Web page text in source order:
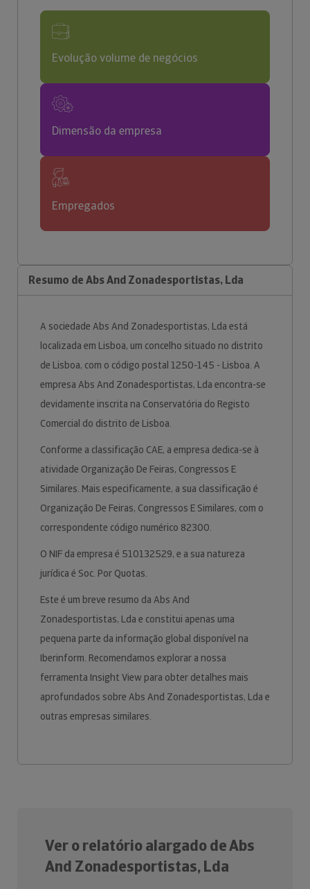
Evolução volume de negócios
Dimensão da empresa
Empregados
Resumo de Abs And Zonadesportistas, Lda
A sociedade Abs And Zonadesportistas, Lda está
localizada em Lisboa, um concelho situado no distrito
de Lisboa, com o código postal 1250-145 - Lisboa. A
empresa Abs And Zonadesportistas, Lda encontra-se
devidamente inscrita na Conservatória do Registo
Comercial do distrito de Lisboa.
Conforme a classificação CAE, a empresa dedica-se à
atividade Organização De Feiras, Congressos E
Similares. Mais especificamente, a sua classificação é
Organização De Feiras, Congressos E Similares, com o
correspondente código numérico 82300.
O NIF da empresa é 510132529, e a sua natureza
jurídica é Soc. Por Quotas.
Este é um breve resumo da Abs And
Zonadesportistas, Lda e constitui apenas uma
pequena parte da informação global disponível na
Iberinform. Recomendamos explorar a nossa
ferramenta Insight View para obter detalhes mais
aprofundados sobre Abs And Zonadesportistas, Lda e
outras empresas similares.
Ver o relatório alargado de Abs
And Zonadesportistas, Lda